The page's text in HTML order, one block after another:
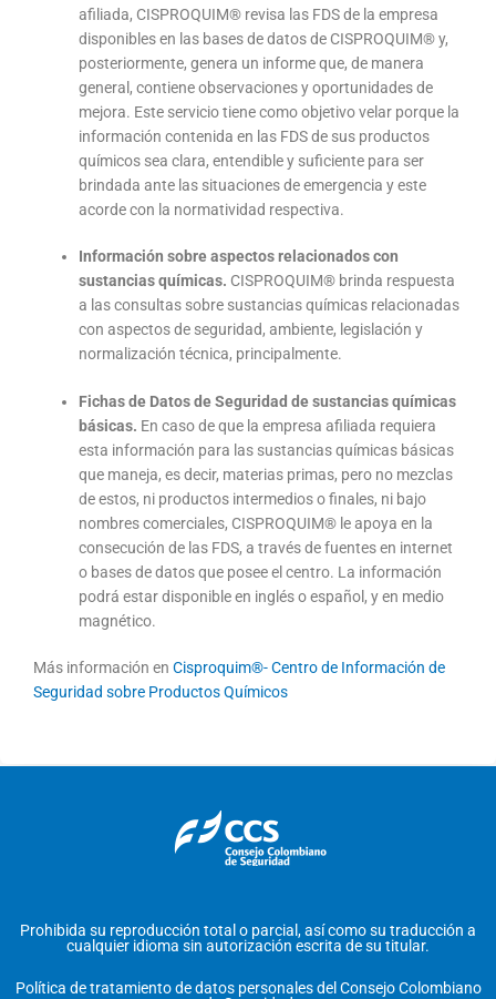
afiliada, CISPROQUIM® revisa las FDS de la empresa
disponibles en las bases de datos de CISPROQUIM® y,
posteriormente, genera un informe que, de manera
general, contiene observaciones y oportunidades de
mejora. Este servicio tiene como objetivo velar porque la
información contenida en las FDS de sus productos
químicos sea clara, entendible y suficiente para ser
brindada ante las situaciones de emergencia y este
acorde con la normatividad respectiva.
Información sobre aspectos relacionados con
sustancias químicas. CISPROQUIM® brinda respuesta
a las consultas sobre sustancias químicas relacionadas
con aspectos de seguridad, ambiente, legislación y
normalización técnica, principalmente.
Fichas de Datos de Seguridad de sustancias químicas
básicas. En caso de que la empresa afiliada requiera
esta información para las sustancias químicas básicas
que maneja, es decir, materias primas, pero no mezclas
de estos, ni productos intermedios o finales, ni bajo
nombres comerciales, CISPROQUIM® le apoya en la
consecución de las FDS, a través de fuentes en internet
o bases de datos que posee el centro. La información
podrá estar disponible en inglés o español, y en medio
magnético.
Más información en Cisproquim®- Centro de Información de
Seguridad sobre Productos Químicos
Prohibida su reproducción total o parcial, así como su traducción a
cualquier idioma sin autorización escrita de su titular.
Política de tratamiento de datos personales del Consejo Colombiano